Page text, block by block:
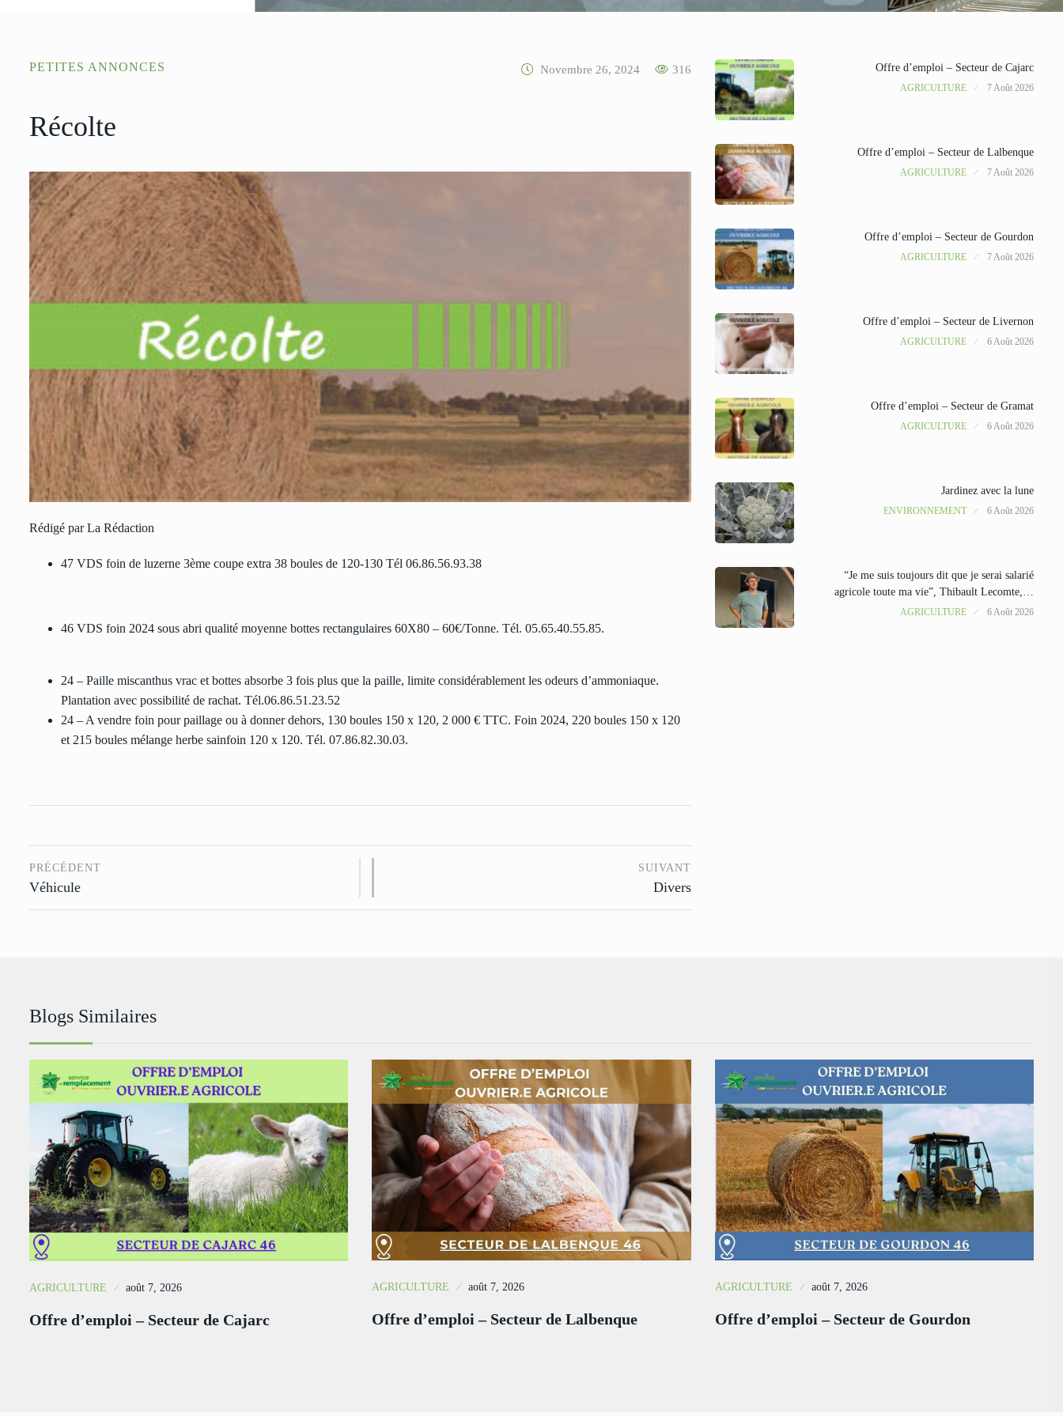
PETITES ANNONCES Novembre 26, 2024 316
Récolte
Rédigé par La Rédaction
47 VDS foin de luzerne 3ème coupe extra 38 boules de 120-130 Tél 06.86.56.93.38
46 VDS foin 2024 sous abri qualité moyenne bottes rectangulaires 60X80 – 60€/Tonne. Tél. 05.65.40.55.85.
24 – Paille miscanthus vrac et bottes absorbe 3 fois plus que la paille, limite considérablement les odeurs d’ammoniaque.
Plantation avec possibilité de rachat. Tél.06.86.51.23.52
24 – A vendre foin pour paillage ou à donner dehors, 130 boules 150 x 120, 2 000 € TTC. Foin 2024, 220 boules 150 x 120
et 215 boules mélange herbe sainfoin 120 x 120. Tél. 07.86.82.30.03.
PRÉCÉDENT
Véhicule
SUIVANT
Divers
Offre d’emploi – Secteur de Cajarc
AGRICULTURE 7 Août 2026
Offre d’emploi – Secteur de Lalbenque
AGRICULTURE 7 Août 2026
Offre d’emploi – Secteur de Gourdon
AGRICULTURE 7 Août 2026
Offre d’emploi – Secteur de Livernon
AGRICULTURE 6 Août 2026
Offre d’emploi – Secteur de Gramat
AGRICULTURE 6 Août 2026
Jardinez avec la lune
ENVIRONNEMENT 6 Août 2026
“Je me suis toujours dit que je serai salarié
agricole toute ma vie”, Thibault Lecomte,…
AGRICULTURE 6 Août 2026
Blogs Similaires
AGRICULTURE août 7, 2026
Offre d’emploi – Secteur de Cajarc
AGRICULTURE août 7, 2026
Offre d’emploi – Secteur de Lalbenque
AGRICULTURE août 7, 2026
Offre d’emploi – Secteur de Gourdon